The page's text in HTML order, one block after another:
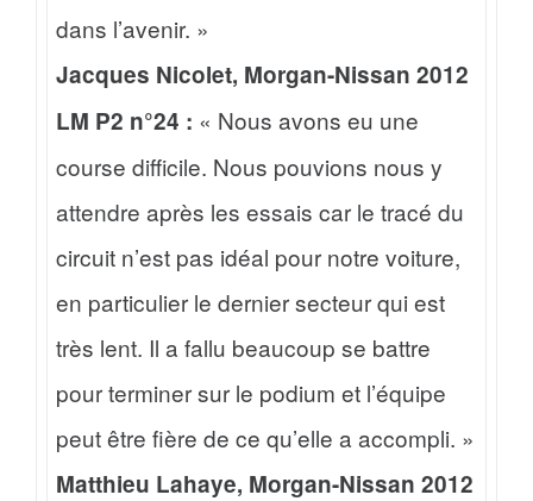
dans l’avenir. »
Jacques Nicolet, Morgan-Nissan 2012
LM P2 n°24 : « Nous avons eu une
course difficile. Nous pouvions nous y
attendre après les essais car le tracé du
circuit n’est pas idéal pour notre voiture,
en particulier le dernier secteur qui est
très lent. Il a fallu beaucoup se battre
pour terminer sur le podium et l’équipe
peut être fière de ce qu’elle a accompli. »
Matthieu Lahaye, Morgan-Nissan 2012